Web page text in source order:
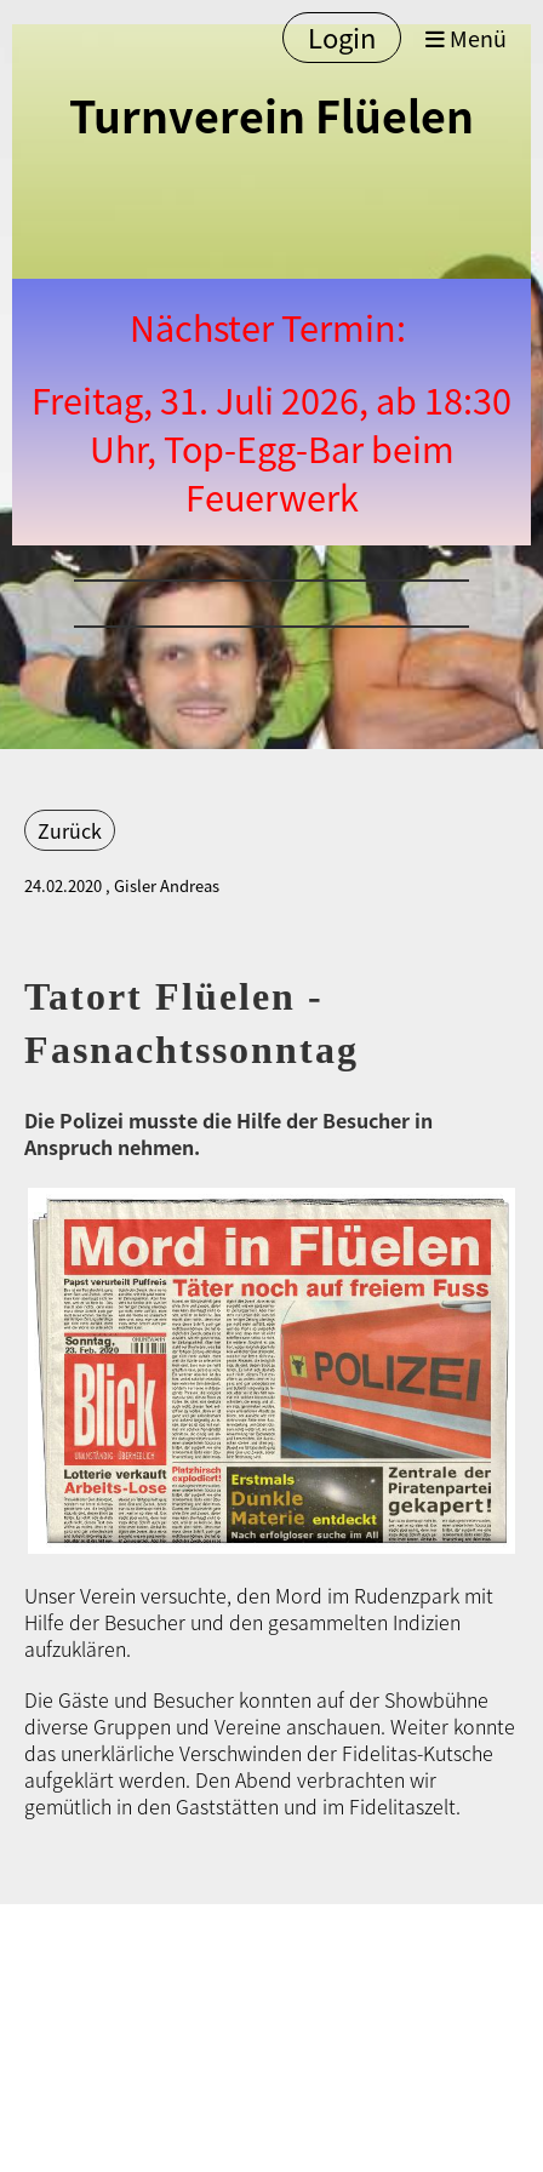
Login Menü
Turnverein Flüelen
Nächster Termin:
Freitag, 31. Juli 2026, ab 18:30
Uhr, Top-Egg-Bar beim
Feuerwerk
Zurück
24.02.2020 , Gisler Andreas
Tatort Flüelen -
Fasnachtssonntag
Die Polizei musste die Hilfe der Besucher in
Anspruch nehmen.
Unser Verein versuchte, den Mord im Rudenzpark mit
Hilfe der Besucher und den gesammelten Indizien
aufzuklären.
Die Gäste und Besucher konnten auf der Showbühne
diverse Gruppen und Vereine anschauen. Weiter konnte
das unerklärliche Verschwinden der Fidelitas-Kutsche
aufgeklärt werden. Den Abend verbrachten wir
gemütlich in den Gaststätten und im Fidelitaszelt.